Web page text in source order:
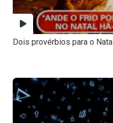
Dois provérbios para o Natal